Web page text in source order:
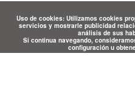
Uso de cookies: Utilizamos cookies
servicios y mostrarle publicidad
análisis de sus
Si continua navegando,
configuración u